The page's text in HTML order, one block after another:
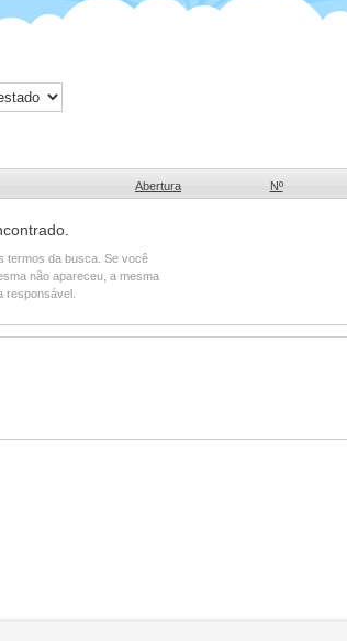
Abertura Nº
termos da busca. Se você
não apareceu, a mesma
responsável.